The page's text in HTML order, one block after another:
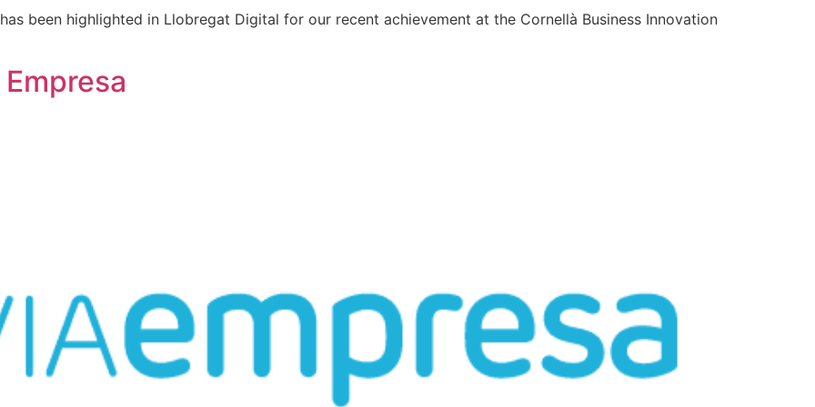
been highlighted in Llobregat Digital for our recent achievement at the Cornellà Business Innovation